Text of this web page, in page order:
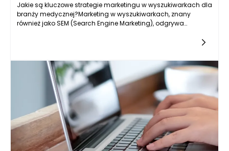
Jakie są kluczowe strategie marketingu w wyszukiwarkach dla
branży medycznej?Marketing w wyszukiwarkach, znany
również jako SEM (Search Engine Marketing), odgrywa